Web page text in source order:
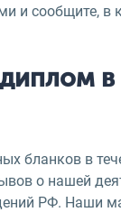
и сообщите,
бланков в
о нашей
РФ. Наши